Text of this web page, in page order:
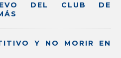
DEL CLUB DE
Y NO MORIR EN